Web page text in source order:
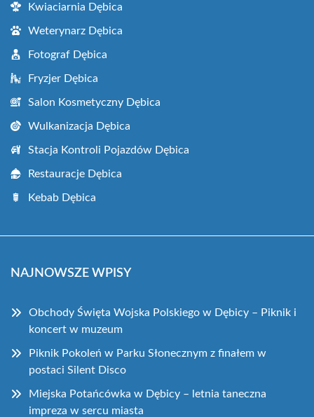
Kwiaciarnia Dębica
Weterynarz Dębica
Fotograf Dębica
Fryzjer Dębica
Salon Kosmetyczny Dębica
Wulkanizacja Dębica
Stacja Kontroli Pojazdów Dębica
Restauracje Dębica
Kebab Dębica
NAJNOWSZE WPISY
Obchody Święta Wojska Polskiego w Dębicy – Piknik i
koncert w muzeum
Piknik Pokoleń w Parku Słonecznym z finałem w
postaci Silent Disco
Miejska Potańcówka w Dębicy – letnia taneczna
impreza w sercu miasta